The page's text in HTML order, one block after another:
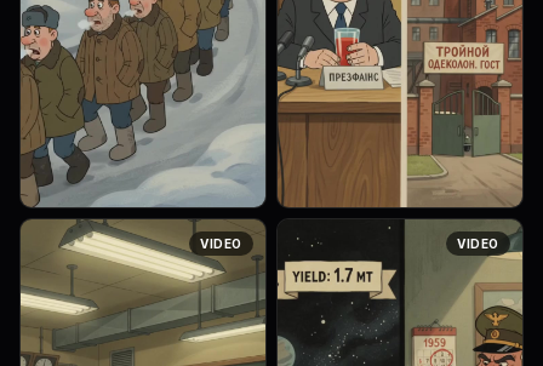
Soviet animated film style,
1960s Soyuzmultfilm
aesthetic, hand-drawn cell
animation, thick black
outlines, muted warm colors
(ochre, oli...
Soviet animated film style,
aesthetic, hand-drawn cell
animation, thick black
outlines, muted warm colors
(ochre, oli...
VIDEO VIDEO